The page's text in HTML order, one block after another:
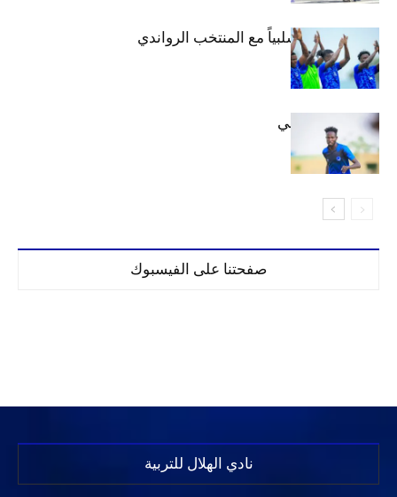
الهلال يتعادل سلبياً مع المنتخب الرواندي
إعدادياً
كنن يصل كيجالي
صفحتنا على الفيسبوك
نادي الهلال للتربية